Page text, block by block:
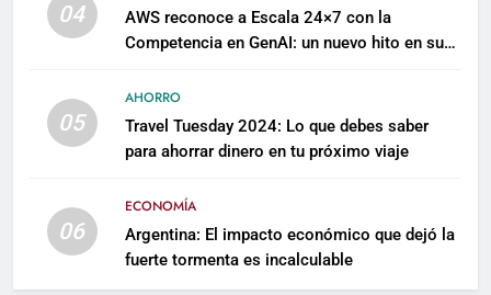
04
AWS reconoce a Escala 24×7 con la
Competencia en GenAI: un nuevo hito en su
05
AHORRO
Travel Tuesday 2024: Lo que debes saber
para ahorrar dinero en tu próximo viaje
06
ECONOMÍA
Argentina: El impacto económico que dejó la
fuerte tormenta es incalculable